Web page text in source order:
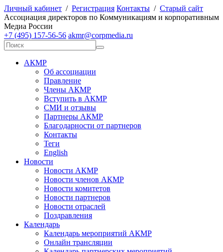
Личный кабинет / Регистрация Контакты / Старый сайт
Ассоциация директоров по Коммуникациям и корпоративным
Медиа России
+7 (495) 157-56-56 akmr@corpmedia.ru
АКМР
Об ассоциации
Правление
Члены АКМР
Вступить в АКМР
СМИ и отзывы
Партнеры АКМР
Благодарности от партнеров
Контакты
Теги
English
Новости
Новости АКМР
Новости членов АКМР
Новости комитетов
Новости партнеров
Новости отраслей
Поздравления
Календарь
Календарь мероприятий АКМР
Онлайн трансляции